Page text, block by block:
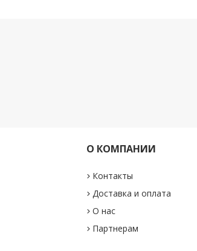
О КОМПАНИИ
Контакты
Доставка и оплата
О нас
Партнерам